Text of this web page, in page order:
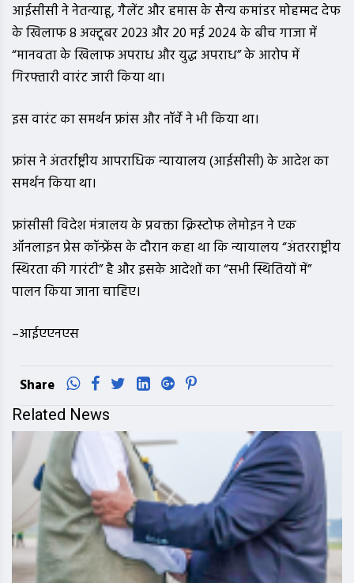
आईसीसी ने नेतन्याहू, गैलेंट और हमास के सैन्य कमांडर मोहम्मद देफ
के खिलाफ 8 अक्टूबर 2023 और 20 मई 2024 के बीच गाजा में
“मानवता के खिलाफ अपराध और युद्ध अपराध” के आरोप में
गिरफ्तारी वारंट जारी किया था।
इस वारंट का समर्थन फ्रांस और नॉर्वे ने भी किया था।
फ्रांस ने अंतर्राष्ट्रीय आपराधिक न्यायालय (आईसीसी) के आदेश का
समर्थन किया था।
फ्रांसीसी विदेश मंत्रालय के प्रवक्ता क्रिस्टोफ लेमोइन ने एक
ऑनलाइन प्रेस कॉन्फ्रेंस के दौरान कहा था कि न्यायालय “अंतरराष्ट्रीय
स्थिरता की गारंटी” है और इसके आदेशों का “सभी स्थितियों में”
पालन किया जाना चाहिए।
–आईएएनएस
Share
Related News